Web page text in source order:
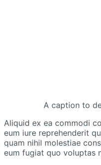
A caption to
Aliquid ex ea commodi
eum iure reprehenderit
quam nihil molestiae
eum fugiat quo voluptas